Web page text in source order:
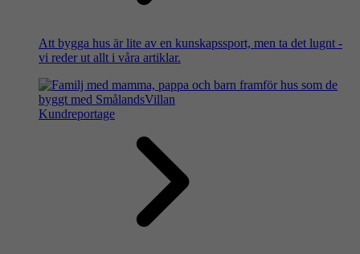
Att bygga hus är lite av en kunskapssport, men ta det lugnt -
vi reder ut allt i våra artiklar.
Kundreportage